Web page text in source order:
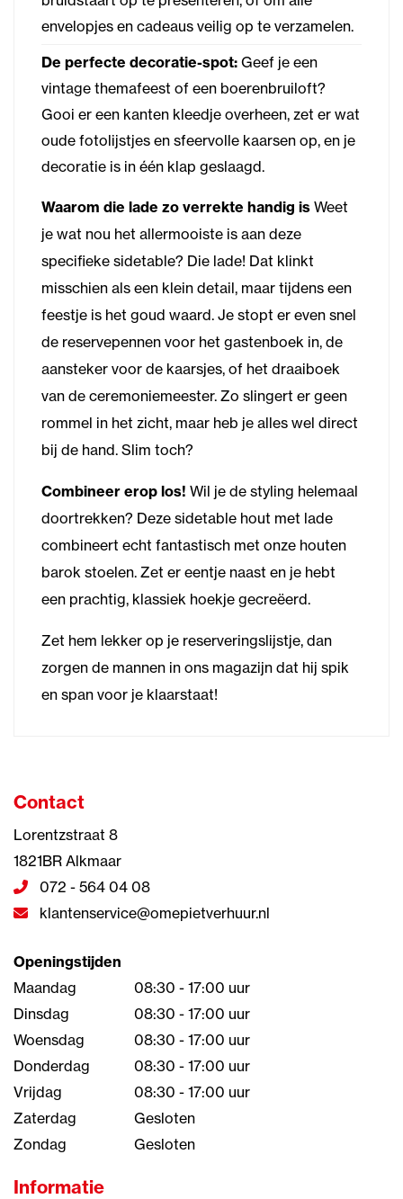
envelopjes en cadeaus veilig op te verzamelen.
De perfecte decoratie-spot: Geef je een
vintage themafeest of een boerenbruiloft?
Gooi er een kanten kleedje overheen, zet er wat
oude fotolijstjes en sfeervolle kaarsen op, en je
decoratie is in één klap geslaagd.
Waarom die lade zo verrekte handig is Weet
je wat nou het allermooiste is aan deze
specifieke sidetable? Die lade! Dat klinkt
misschien als een klein detail, maar tijdens een
feestje is het goud waard. Je stopt er even snel
de reservepennen voor het gastenboek in, de
aansteker voor de kaarsjes, of het draaiboek
van de ceremoniemeester. Zo slingert er geen
rommel in het zicht, maar heb je alles wel direct
bij de hand. Slim toch?
Combineer erop los! Wil je de styling helemaal
doortrekken? Deze sidetable hout met lade
combineert echt fantastisch met onze houten
barok stoelen. Zet er eentje naast en je hebt
een prachtig, klassiek hoekje gecreëerd.
Zet hem lekker op je reserveringslijstje, dan
zorgen de mannen in ons magazijn dat hij spik
en span voor je klaarstaat!
Contact
Lorentzstraat 8
1821BR Alkmaar
072 - 564 04 08
klantenservice@omepietverhuur.nl
Openingstijden
Maandag
08:30 - 17:00 uur
Dinsdag
08:30 - 17:00 uur
Woensdag
08:30 - 17:00 uur
Donderdag
08:30 - 17:00 uur
Vrijdag
08:30 - 17:00 uur
Zaterdag
Gesloten
Zondag
Gesloten
Informatie